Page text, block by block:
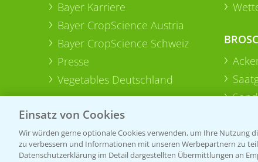
Bayer Karriere
Bayer CropScience Austria
Bayer CropScience Schweiz
Presse
Vegetables Deutschland
Einsatz von Cookies
Wir würden gerne optionale Cookies verwenden, um Ihre Nutzung
zu verbessern und Informationen mit unseren Werbepartnern zu
Datenschutzerklärung im Detail dargestellten Übermittlungen an